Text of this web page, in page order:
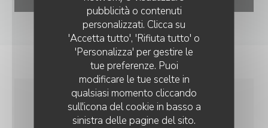
pubblicità o contenuti
personalizzati. Clicca su
'Accetta tutto', 'Rifiuta tutto' o
'Personalizza' per gestire le
tue preferenze. Puoi
modificare le tue scelte in
qualsiasi momento cliccando
sull'icona del cookie in basso a
sinistra delle pagine del sito.
INFORMAZIONI